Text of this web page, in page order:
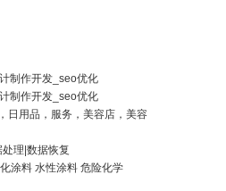
制作开发_seo优化
制作开发_seo优化
日用品，服务，美容店，美容
理|数据恢复
涂料 水性涂料 危险化学